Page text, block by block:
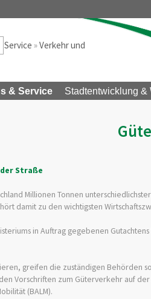
Service »Verkehr und
& Service Stadtentwicklung &
Straße
Millionen Tonnen
damit zu den wichtigsten
in Auftrag gegebenen
greifen die zuständigen Behörden
Vorschriften zum Güterverkehr auf
(BALM).